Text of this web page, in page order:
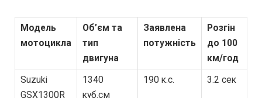
Модель
мотоцикла
Об’єм та
тип
двигуна
Заявлена
потужність
Розгін
до 100
км/год
Suzuki
GSX1300R
1340
куб.см
190 к.с. 3.2 сек